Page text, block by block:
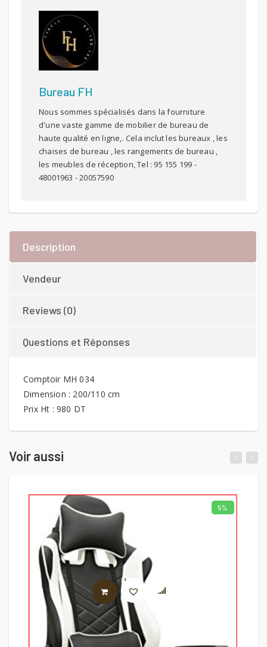
Bureau FH
Nous sommes spécialisés dans la fourniture
d'une vaste gamme de mobilier de bureau de
haute qualité en ligne,. Cela inclut les bureaux , les
chaises de bureau , les rangements de bureau ,
les meubles de réception, Tel : 95 155 199 -
48001963 - 20057590
Description
Vendeur
Reviews (0)
Questions et Réponses
Comptoir MH 034
Dimension : 200/110 cm
Prix Ht : 980 DT
Voir aussi
5%
AJOUTER AU PANIER